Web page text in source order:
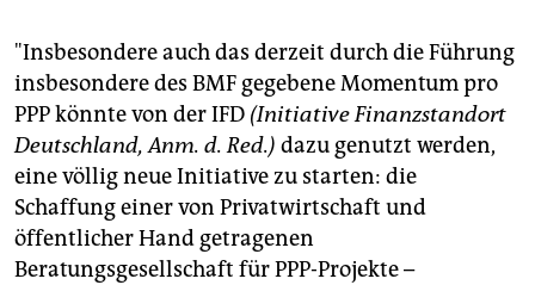
"Insbesondere auch das derzeit durch die Führung
insbesondere des BMF gegebene Momentum pro
PPP könnte von der IFD (Initiative Finanzstandort
Deutschland, Anm. d. Red.) dazu genutzt werden,
eine völlig neue Initiative zu starten: die
Schaffung einer von Privatwirtschaft und
öffentlicher Hand getragenen
Beratungsgesellschaft für PPP-Projekte –